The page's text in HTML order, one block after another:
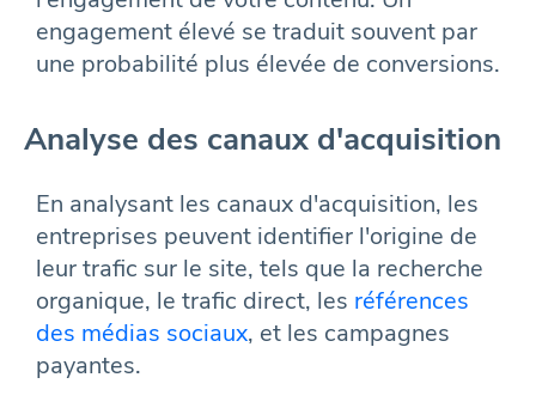
engagement élevé se traduit souvent par
une probabilité plus élevée de conversions.
Analyse des canaux d'acquisition
En analysant les canaux d'acquisition, les
entreprises peuvent identifier l'origine de
leur trafic sur le site, tels que la recherche
organique, le trafic direct, les références
des médias sociaux, et les campagnes
payantes.